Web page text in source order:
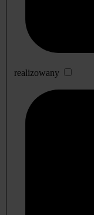
realizowany